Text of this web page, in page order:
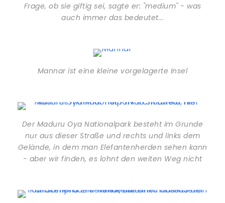
Frage, ob sie giftig sei, sagte er: "medium" - was
auch immer das bedeutet...
Mannar ist eine kleine vorgelagerte Insel
Der Maduru Oya Nationalpark besteht im Grunde
nur aus dieser Straße und rechts und links dem
Gelände, in dem man Elefantenherden sehen kann
- aber wir finden, es lohnt den weiten Weg nicht